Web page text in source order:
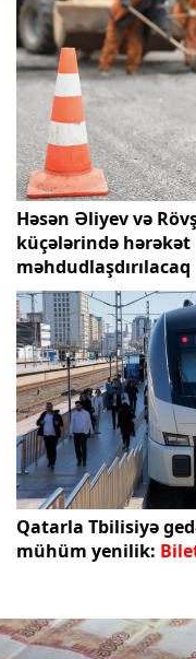
Həsən Əliyev və
küçələrində hərəkət
məhdudlaşdırılacaq
Qatarla Tbilisiyə
mühüm yenilik: